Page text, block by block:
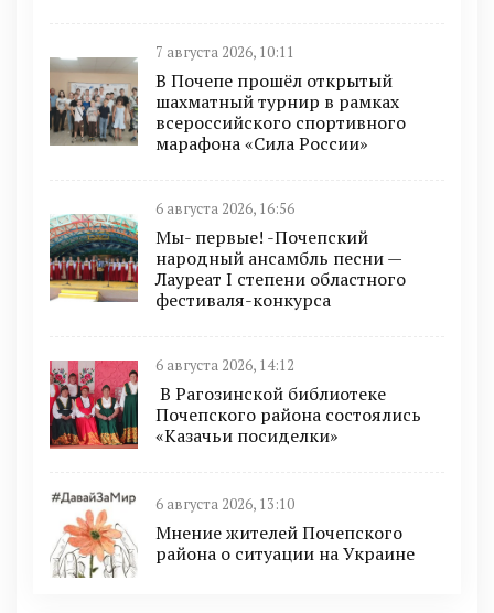
7 августа 2026, 10:11
В Почепе прошёл открытый
шахматный турнир в рамках
всероссийского спортивного
марафона «Сила России»
6 августа 2026, 16:56
Мы- первые! -Почепский
народный ансамбль песни —
Лауреат I степени областного
фестиваля-конкурса
6 августа 2026, 14:12
В Рагозинской библиотеке
Почепского района состоялись
«Казачьи посиделки»
6 августа 2026, 13:10
Мнение жителей Почепского
района о ситуации на Украине